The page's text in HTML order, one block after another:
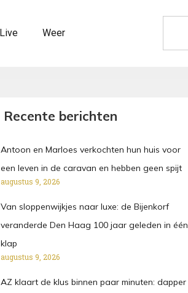
Live Weer
Recente berichten
Antoon en Marloes verkochten hun huis voor
een leven in de caravan en hebben geen spijt
augustus 9, 2026
Van sloppenwijkjes naar luxe: de Bijenkorf
veranderde Den Haag 100 jaar geleden in één
klap
augustus 9, 2026
AZ klaart de klus binnen paar minuten: dapper